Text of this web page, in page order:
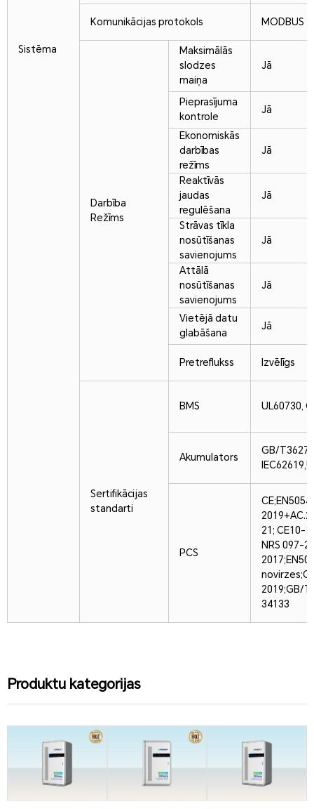
Sistēma
Komunikācijas protokols MODBUS
Darbība
Režīms
Maksimālās
slodzes
maiņa
Jā
Pieprasījuma
kontrole
Jā
Ekonomiskās
darbības
režīms
Jā
Reaktīvās
jaudas
regulēšana
Jā
Strāvas tīkla
nosūtīšanas
savienojums
Jā
Attālā
nosūtīšanas
savienojums
Jā
Vietējā datu
glabāšana
Jā
Pretreflukss Izvēlīgs
Sertifikācijas
standarti
BMS UL60730,
Akumulators
GB/
IEC62619,
PCS
CE;
21; CE10-
NRS 097-
2017;
novirzes;
2019;GB/T
34133
Produktu kategorijas